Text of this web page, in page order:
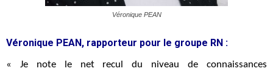
Véronique PEAN
Véronique PEAN, rapporteur pour le groupe RN :
« Je note le net recul du niveau de connaissances